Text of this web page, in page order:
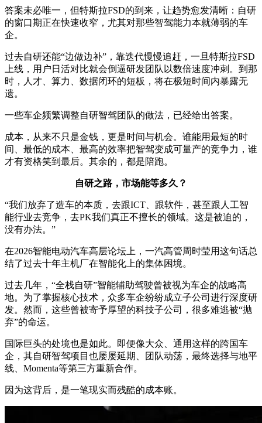
答案未必唯一，但特斯拉FSD的到来，让趋势愈发清晰：自研
的窗口期正在快速收窄，尤其对那些智驾能力本就薄弱的车
企。
过去自研还能“边做边补”，靠迭代慢慢追赶，一旦特斯拉FSD
上线，用户日活对比就会倒逼研发团队以数倍速度冲刺。到那
时，人才、算力、数据闭环的短板，将在极短时间内暴露无
遗。
一些车企频繁调整自研智驾团队的做法，已经给出答案。
成本，从来不只是金钱，更是时间与机会。谁能用最短的时
间、最低的成本、最高的效率把智驾变成可量产的竞争力，谁
才有资格笑到最后。其余的，都是陪跑。
自研之路，市场能等多久？
“我们放弃了造车的本质，去跟ICT、跟软件，甚至跟人工智
能行业去竞争，去PK我们真正不擅长的领域。这是被迫的，
没有办法。”
在2026智能电动汽车高层论坛上，一汽高管周时莹用这句话总
结了过去十年主机厂在智能化上的集体困境。
过去几年，“全栈自研”智能辅助驾驶曾被视为车企的战略高
地。为了掌握核心技术，众多车企纷纷成立子公司进行深度研
发。然而，这些曾被寄予厚望的科技子公司，很多难逃被“抛
弃”的命运。
国际巨头的处境也是如此。即便像大众、通用这样的跨国车
企，其自研智驾项目也屡屡延期、团队动荡，最终选择与地平
线、Momenta等第三方重新合作。
因为这背后，是一笔现实而残酷的成本账。